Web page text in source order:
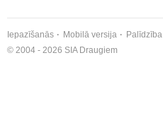
Iepazīšanās Mobilā versija Palīdzība
© 2004 - 2026 SIA Draugiem